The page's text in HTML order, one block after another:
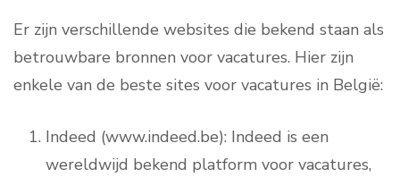
Er zijn verschillende websites die bekend staan als
betrouwbare bronnen voor vacatures. Hier zijn
enkele van de beste sites voor vacatures in België:
Indeed (www.indeed.be): Indeed is een
wereldwijd bekend platform voor vacatures,